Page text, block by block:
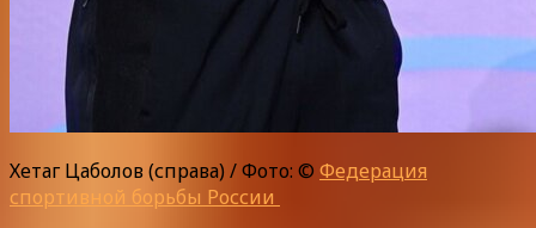
Хетаг Цаболов (справа) / Фото: © Федерация
спортивной борьбы России